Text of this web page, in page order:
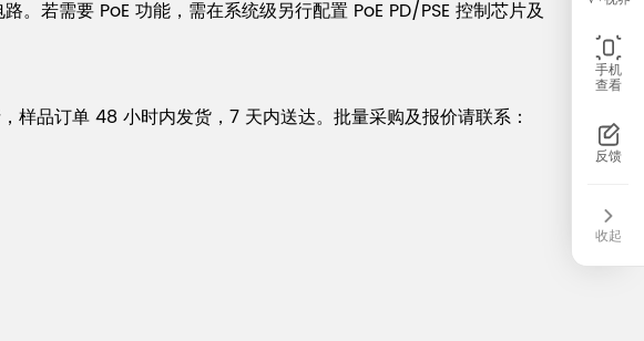
。若需要 PoE 功能，需在系统级另行配置 PoE PD/PSE 控制芯片及
品订单 48 小时内发货，7 天内送达。批量采购及报价请联系：
手机
查看
反馈
收起